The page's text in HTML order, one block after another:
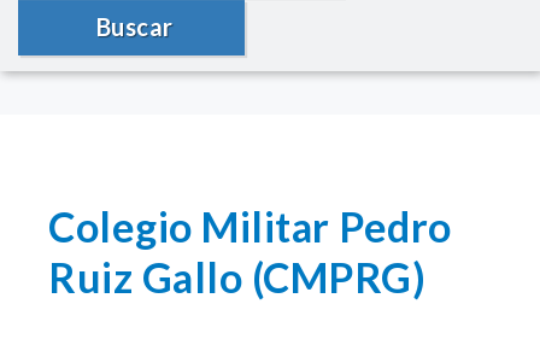
Buscar
Colegio Militar Pedro
Ruiz Gallo (CMPRG)